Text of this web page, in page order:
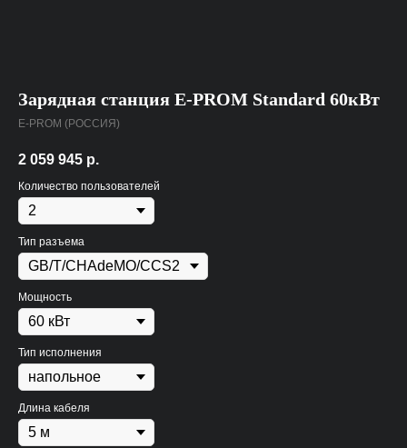
Зарядная станция E-PROM Standard 60кВт
E-PROM (РОССИЯ)
2 059 945 р.
Количество пользователей
Тип разъема
Мощность
Тип исполнения
Длина кабеля